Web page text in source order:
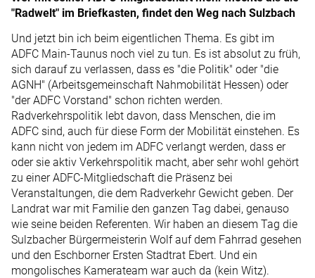
"Radwelt" im Briefkasten, findet den Weg nach Sulzbach
Und jetzt bin ich beim eigentlichen Thema. Es gibt im
ADFC Main-Taunus noch viel zu tun. Es ist absolut zu früh,
sich darauf zu verlassen, dass es "die Politik" oder "die
AGNH" (Arbeitsgemeinschaft Nahmobilität Hessen) oder
"der ADFC Vorstand" schon richten werden.
Radverkehrspolitik lebt davon, dass Menschen, die im
ADFC sind, auch für diese Form der Mobilität einstehen. Es
kann nicht von jedem im ADFC verlangt werden, dass er
oder sie aktiv Verkehrspolitik macht, aber sehr wohl gehört
zu einer ADFC-Mitgliedschaft die Präsenz bei
Veranstaltungen, die dem Radverkehr Gewicht geben. Der
Landrat war mit Familie den ganzen Tag dabei, genauso
wie seine beiden Referenten. Wir haben an diesem Tag die
Sulzbacher Bürgermeisterin Wolf auf dem Fahrrad gesehen
und den Eschborner Ersten Stadtrat Ebert. Und ein
mongolisches Kamerateam war auch da (kein Witz).